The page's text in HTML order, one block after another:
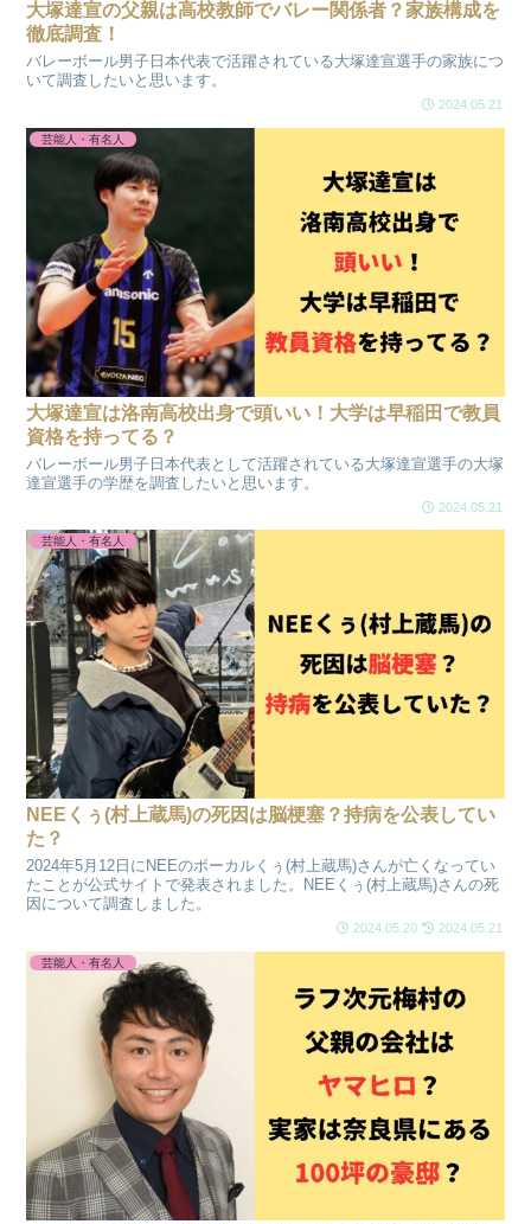
大塚達宣の父親は高校教師でバレー関係者？家族構成を
徹底調査！
バレーボール男子日本代表で活躍されている大塚達宣選手の家族につ
いて調査したいと思います。
2024.05.21
芸能人・有名人
大塚達宣は洛南高校出身で頭いい！大学は早稲田で教員
資格を持ってる？
バレーボール男子日本代表として活躍されている大塚達宣選手の大塚
達宣選手の学歴を調査したいと思います。
2024.05.21
芸能人・有名人
NEEくぅ(村上蔵馬)の死因は脳梗塞？持病を公表してい
た？
2024年5月12日にNEEのボーカルくぅ(村上蔵馬)さんが亡くなってい
たことが公式サイトで発表されました。NEEくぅ(村上蔵馬)さんの死
因について調査しました。
2024.05.20 2024.05.21
芸能人・有名人